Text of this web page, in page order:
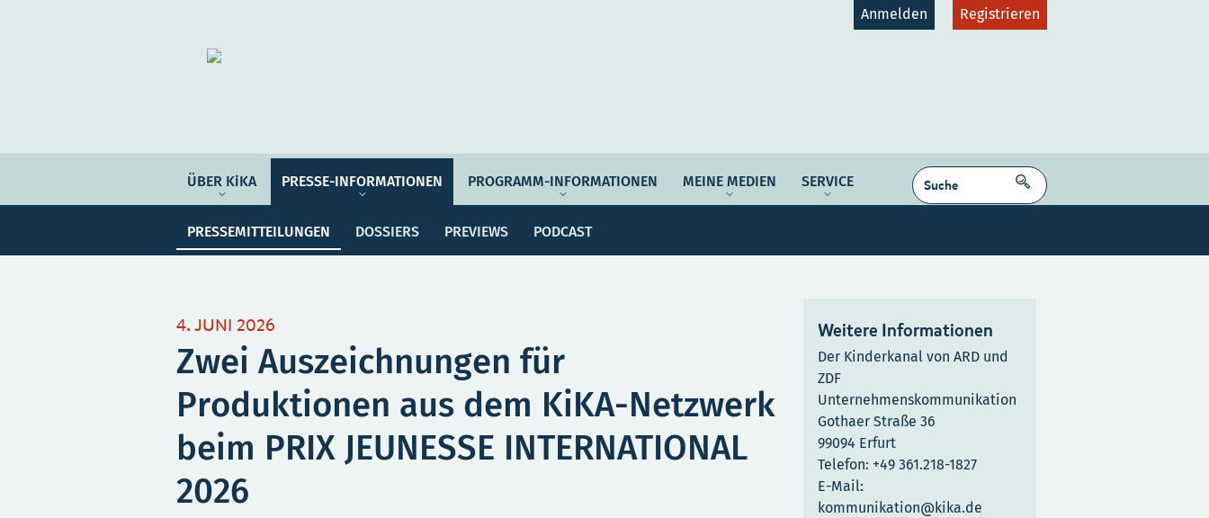
Anmelden Registrieren
ÜBER KiKA PRESSE-INFORMATIONEN
PRESSEMITTEILUNGEN DOSSIERS PREVIEWS PODCAST
PROGRAMM-INFORMATIONEN MEINE MEDIEN SERVICE SUCHEN
Organisation Auftrag & Philosophie Verantwortung Zielgruppen Plattformen
PRESSE-INFORMATIONEN
Pressemitteilungen Dossiers Previews Podcast
PROGRAMM-INFORMATIONEN
Programmwoche Änderungsmeldungen
4. JUNI 2026
Zwei Auszeichnungen für
Produktionen aus dem KiKA-Netzwerk
beim PRIX JEUNESSE INTERNATIONAL
2026
Weitere Informationen
Der Kinderkanal von ARD und
ZDF
Unternehmenskommunikation
Gothaer Straße 36
99094 Erfurt
Telefon: +49 361.218-1827
E-Mail:
kommunikation@kika.de